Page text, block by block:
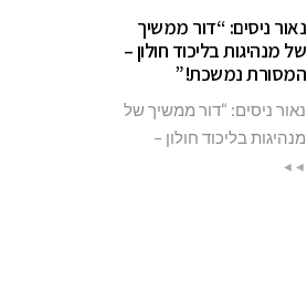
נאור ניסים: “דור ממשיך
של מנהיגות בליכוד חולון –
המסורת נמשכת!”
נאור ניסים: “דור ממשיך של
מנהיגות בליכוד חולון –
◄◄